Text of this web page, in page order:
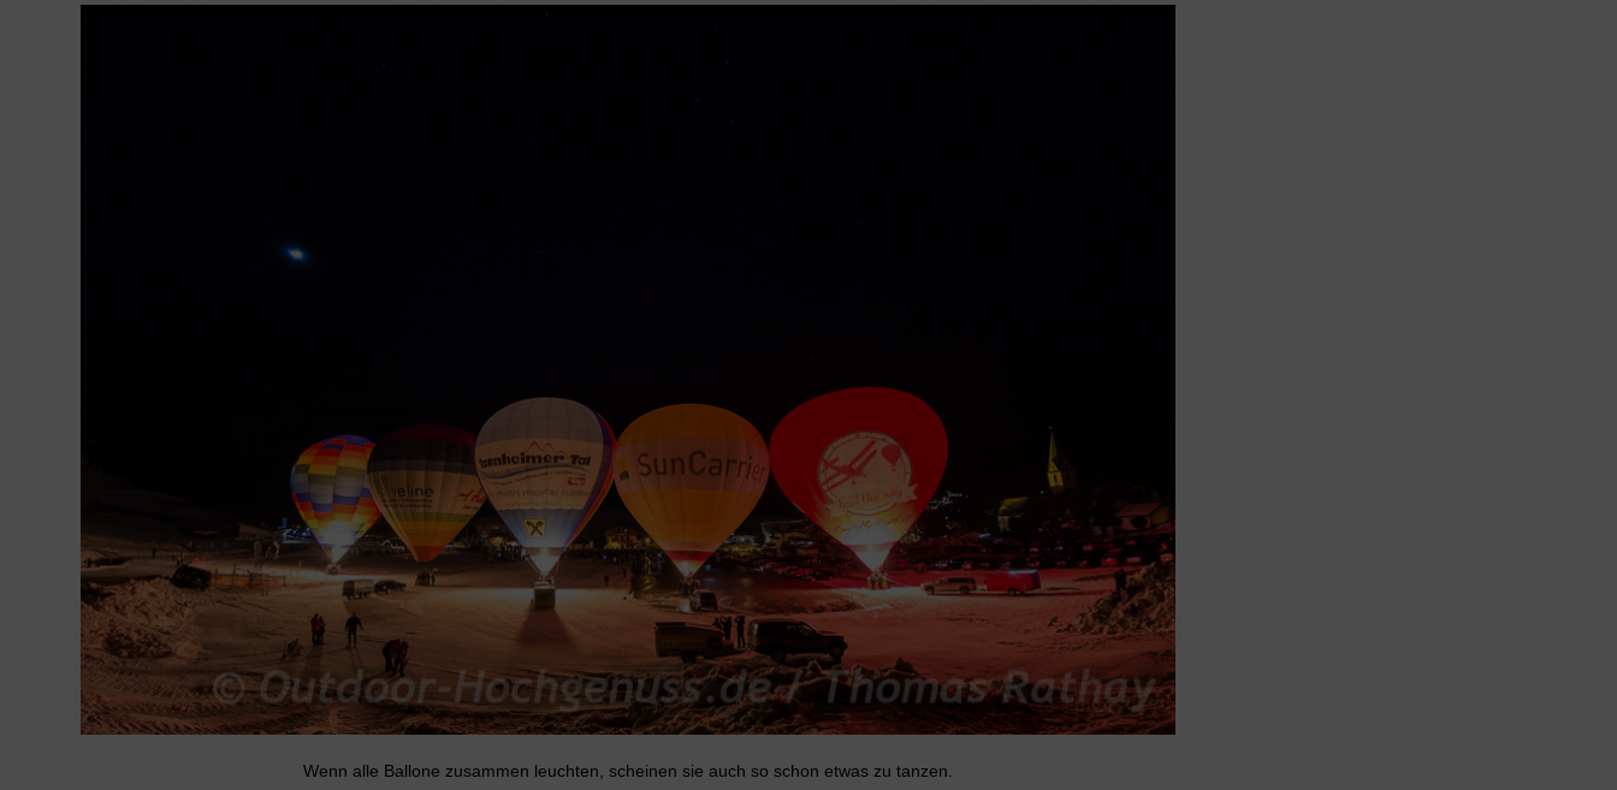
Wenn alle Ballone zusammen leuchten, scheinen sie auch so schon etwas zu tanzen.